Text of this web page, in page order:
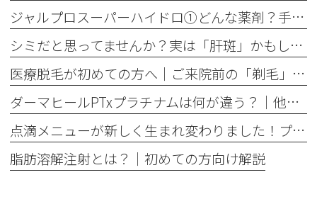
ジャルプロスーパーハイドロ①どんな薬剤？手打ちとハイコックスの違いも解説
シミだと思ってませんか？実は「肝斑」かもしれません
医療脱毛が初めての方へ│ご来院前の「剃毛」がとても大切な理由
ダーマヒールPTxプラチナムは何が違う？│他の肌育製剤との違いを解説
点滴メニューが新しく生まれ変わりました！プレミアム美容点滴・プレミアム疲労回復点滴がスタート
脂肪溶解注射とは？｜初めての方向け解説